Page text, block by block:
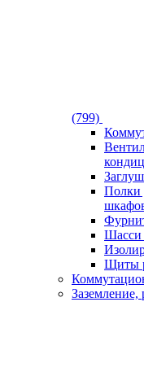
(799)
Полки
Шасси
Щиты
Заземление,